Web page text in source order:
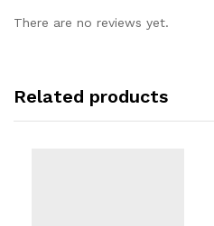
There are no reviews yet.
Related products